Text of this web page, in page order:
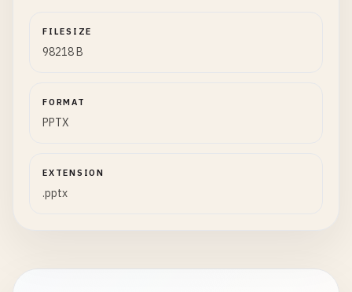
FILESIZE
98218 B
FORMAT
PPTX
EXTENSION
.pptx